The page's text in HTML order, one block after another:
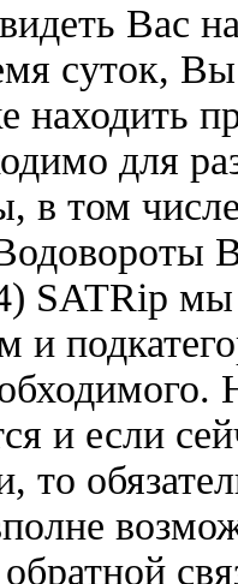
Вас
суток,
находить
для
в том
SATRip
и
и если
то